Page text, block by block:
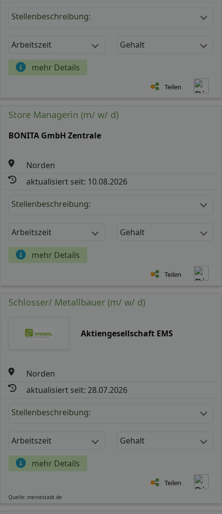
Stellenbeschreibung:
Arbeitszeit Gehalt
mehr Details
Teilen
Store Managerin (m/ w/ d)
BONITA GmbH Zentrale
Norden
aktualisiert seit: 10.08.2026
Stellenbeschreibung:
Arbeitszeit Gehalt
mehr Details
Teilen
Schlosser/ Metallbauer (m/ w/ d)
Aktiengesellschaft EMS
Norden
aktualisiert seit: 28.07.2026
Stellenbeschreibung:
Arbeitszeit Gehalt
mehr Details
Teilen
Quelle: meinestadt.de